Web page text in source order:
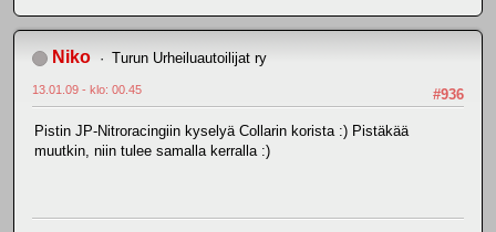
Niko Turun Urheiluautoilijat ry
#936
13.01.09 - klo: 00.45
Pistin JP-Nitroracingiin kyselyä Collarin korista :) Pistäkää
muutkin, niin tulee samalla kerralla :)